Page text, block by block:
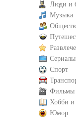
Люди и
Музыка
Сериалы
Спорт
Фильмы
Хобби и
Юмор